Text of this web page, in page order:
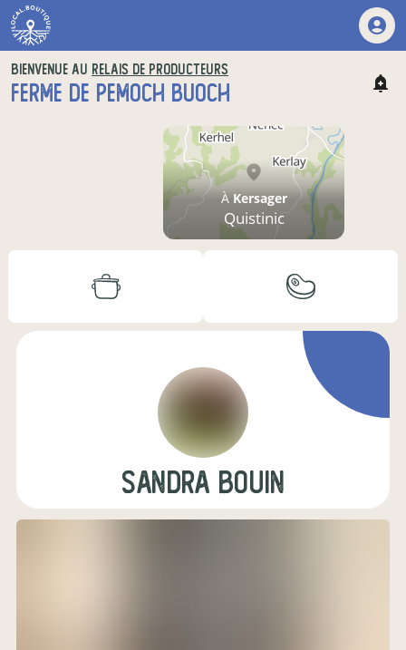
BIENVENUE AU RELAIS DE PRODUCTEURS
FERME DE PEMOCH BUOCH
ÀKersager
Quistinic
sandra bouin